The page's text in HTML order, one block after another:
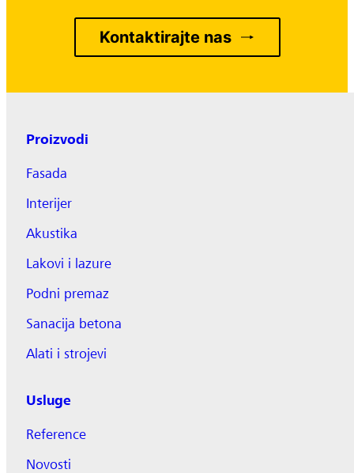
Kontaktirajte nas
Proizvodi
Fasada
Interijer
Akustika
Lakovi i lazure
Podni premaz
Sanacija betona
Alati i strojevi
Usluge
Reference
Novosti